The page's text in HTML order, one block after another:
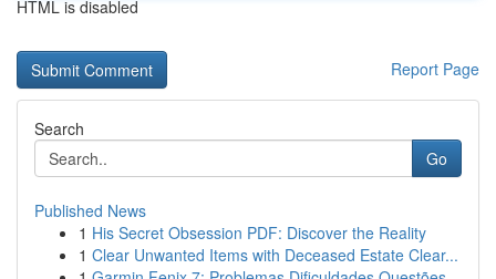
HTML is disabled
Report Page
Search
Go
Published News
1 His Secret Obsession PDF: Discover the Reality
1 Clear Unwanted Items with Deceased Estate Clear...